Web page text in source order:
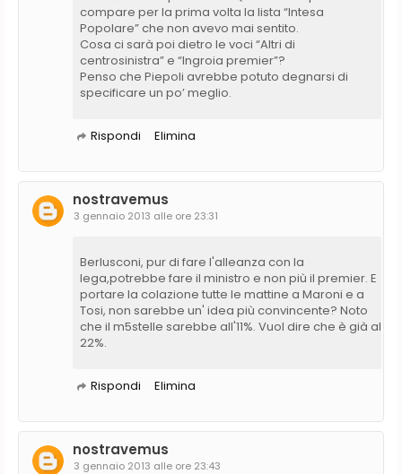
compare per la prima volta la lista “Intesa
Popolare” che non avevo mai sentito.
Cosa ci sarà poi dietro le voci “Altri di
centrosinistra” e “Ingroia premier”?
Penso che Piepoli avrebbe potuto degnarsi di
specificare un po’ meglio.
Rispondi Elimina
nostravemus
3 gennaio 2013 alle ore 23:31
Berlusconi, pur di fare l'alleanza con la
lega,potrebbe fare il ministro e non più il premier. E
portare la colazione tutte le mattine a Maroni e a
Tosi, non sarebbe un' idea più convincente? Noto
che il m5stelle sarebbe all'11%. Vuol dire che è già al
22%.
Rispondi Elimina
nostravemus
3 gennaio 2013 alle ore 23:43